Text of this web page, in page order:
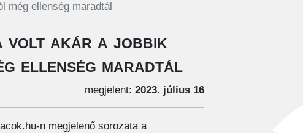
még ellenség maradtál
volt akár a jobbik
ellenség maradtál
megjelent: 2023. július 16
n megjelenő sorozata a